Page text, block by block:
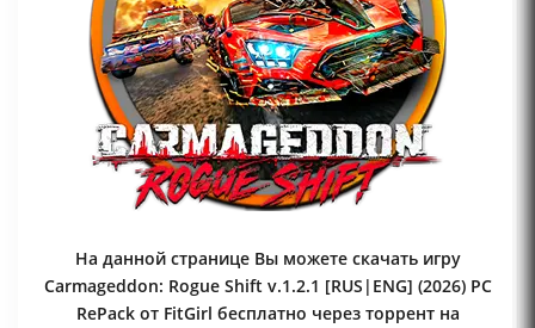
На данной странице Вы можете скачать игру
Carmageddon: Rogue Shift v.1.2.1 [RUS|ENG] (2026) PC
RePack от FitGirl бесплатно через торрент на